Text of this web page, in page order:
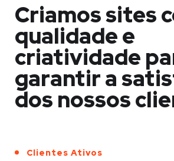
Criamos sites
qualidade e
criatividade
garantir a
dos nossos
Clientes Ativos